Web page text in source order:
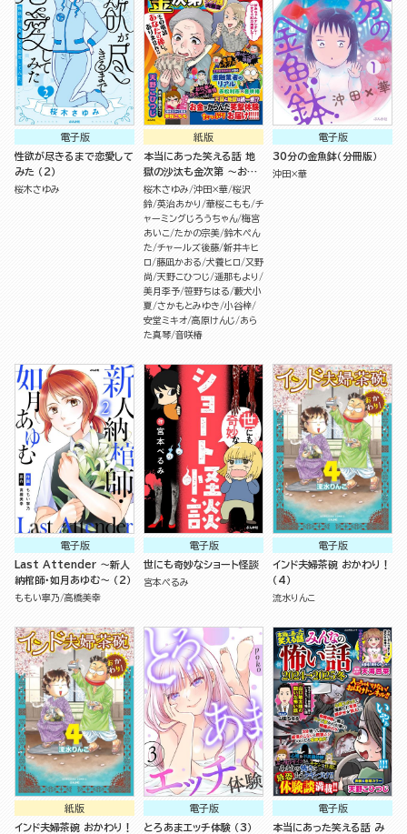
電子版
性欲が尽きるまで恋愛して
みた （2）
桜木さゆみ
紙版
本当にあった笑える話 地
獄の沙汰も金次第 ～お金
にまつわるウラ話大集合～
桜木さゆみ 沖田×華 桜沢
鈴 英治あかり 華桜こもも チ
ャーミングじろうちゃん 梅宮
あいこ たかの宗美 鈴木ぺん
た チャールズ後藤 新井キヒ
ロ 藤凪かおる 犬養ヒロ 又野
尚 天野こひつじ 遥那もより
美月李予 笹野ちはる 藪犬小
夏 さかもとみゆき 小谷梓
安堂ミキオ 高原けんじ
あら
た真琴 音咲椿
電子版
30分の金魚鉢（分冊版）
沖田×華
電子版
Last Attender ～新人
納棺師・如月あゆむ～ （2）
ももい寧乃 高橋美幸
電子版
世にも奇妙なショート怪談
宮本ぺるみ
電子版
インド夫婦茶碗 おかわり！
（4）
流水りんこ
紙版
インド夫婦茶碗 おかわり！
電子版
とろあまエッチ体験 （3）
電子版
本当にあった笑える話 み